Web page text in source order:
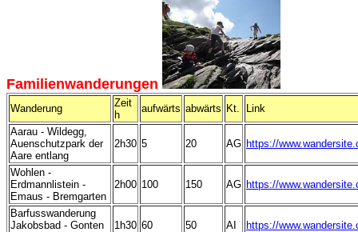
Familienwanderungen
Wanderung
Zeit
h
aufwärts abwärts Kt.
Link
Aarau - Wildegg,
Auenschutzpark der
Aare entlang
2h30 5 20 AG https://
Wohlen -
Erdmannlistein -
Emaus - Bremgarten
2h00 100 150 AG https://
Barfusswanderung
Jakobsbad - Gonten
1h30 60 50 AI https://